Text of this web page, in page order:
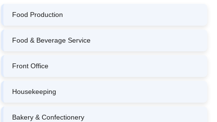
Food Production
Food & Beverage Service
Front Office
Housekeeping
Bakery & Confectionery